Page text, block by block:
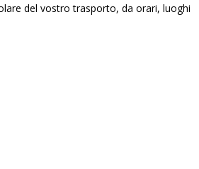
del vostro trasporto, da orari, luoghi